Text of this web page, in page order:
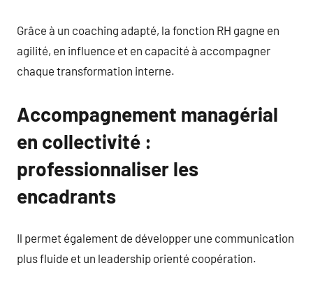
Grâce à un coaching adapté, la fonction RH gagne en
agilité, en influence et en capacité à accompagner
chaque transformation interne.
Accompagnement managérial
en collectivité :
professionnaliser les
encadrants
Il permet également de développer une communication
plus fluide et un leadership orienté coopération.